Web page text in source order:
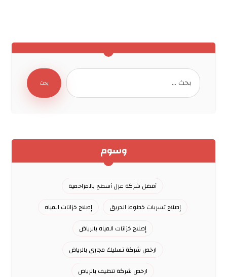
بحث
وسوم
أفضل شركة عزل أسطح بالمزاحمية
إصلاح تسربات خطوط الحريق
إصلاح خزانات المياه
إصلاح خزانات المياه بالرياض
ارخص شركة تسليك مجاري بالرياض
ارخص شركة تنظيف بالرياض